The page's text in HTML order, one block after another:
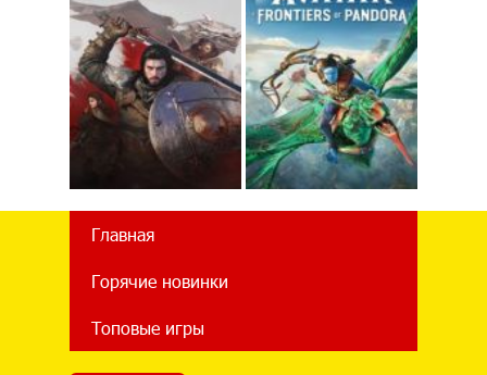
Главная
Горячие новинки
Топовые игры